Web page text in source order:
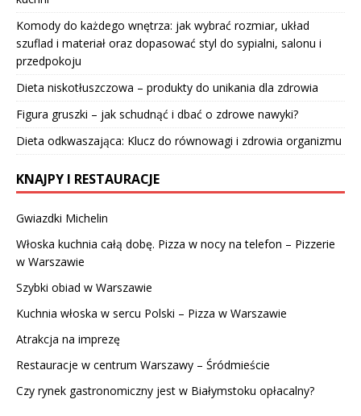
Komody do każdego wnętrza: jak wybrać rozmiar, układ
szuflad i materiał oraz dopasować styl do sypialni, salonu i
przedpokoju
Dieta niskotłuszczowa – produkty do unikania dla zdrowia
Figura gruszki – jak schudnąć i dbać o zdrowe nawyki?
Dieta odkwaszająca: Klucz do równowagi i zdrowia organizmu
KNAJPY I RESTAURACJE
Gwiazdki Michelin
Włoska kuchnia całą dobę. Pizza w nocy na telefon – Pizzerie
w Warszawie
Szybki obiad w Warszawie
Kuchnia włoska w sercu Polski – Pizza w Warszawie
Atrakcja na imprezę
Restauracje w centrum Warszawy – Śródmieście
Czy rynek gastronomiczny jest w Białymstoku opłacalny?